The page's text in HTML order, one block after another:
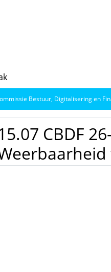
Bestuur, Digitalisering en
CBDF